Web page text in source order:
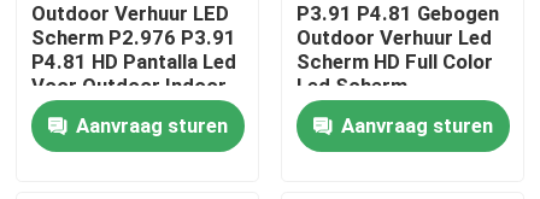
Over ons
Fabriekstocht
Outdoor Verhuur LED
Scherm P2.976 P3.91
P4.81 HD Pantalla Led
Voor Outdoor Indoor
Concert Evenement
Reclame Verhuur
Scherm
Aanvraag sturen
P3.91 P4.81 Gebogen
Outdoor Verhuur Led
Scherm HD Full Color
Led Scherm
evenementen led
schermAanvraag sturen